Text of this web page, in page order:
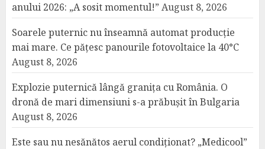
anului 2026: „A sosit momentul!” August 8, 2026
Soarele puternic nu înseamnă automat producție
mai mare. Ce pățesc panourile fotovoltaice la 40°C
August 8, 2026
Explozie puternică lângă granița cu România. O
dronă de mari dimensiuni s-a prăbușit în Bulgaria
August 8, 2026
Este sau nu nesănătos aerul condiționat? „Medicool”